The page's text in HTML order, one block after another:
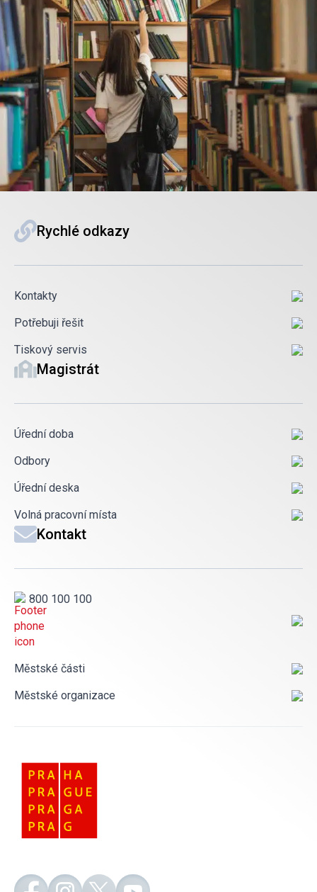
Rychlé odkazy
Kontakty
Potřebuji řešit
Tiskový servis
Magistrát
Úřední doba
Odbory
Úřední deska
Volná pracovní místa
Kontakt
800 100 100
Městské části
Městské organizace